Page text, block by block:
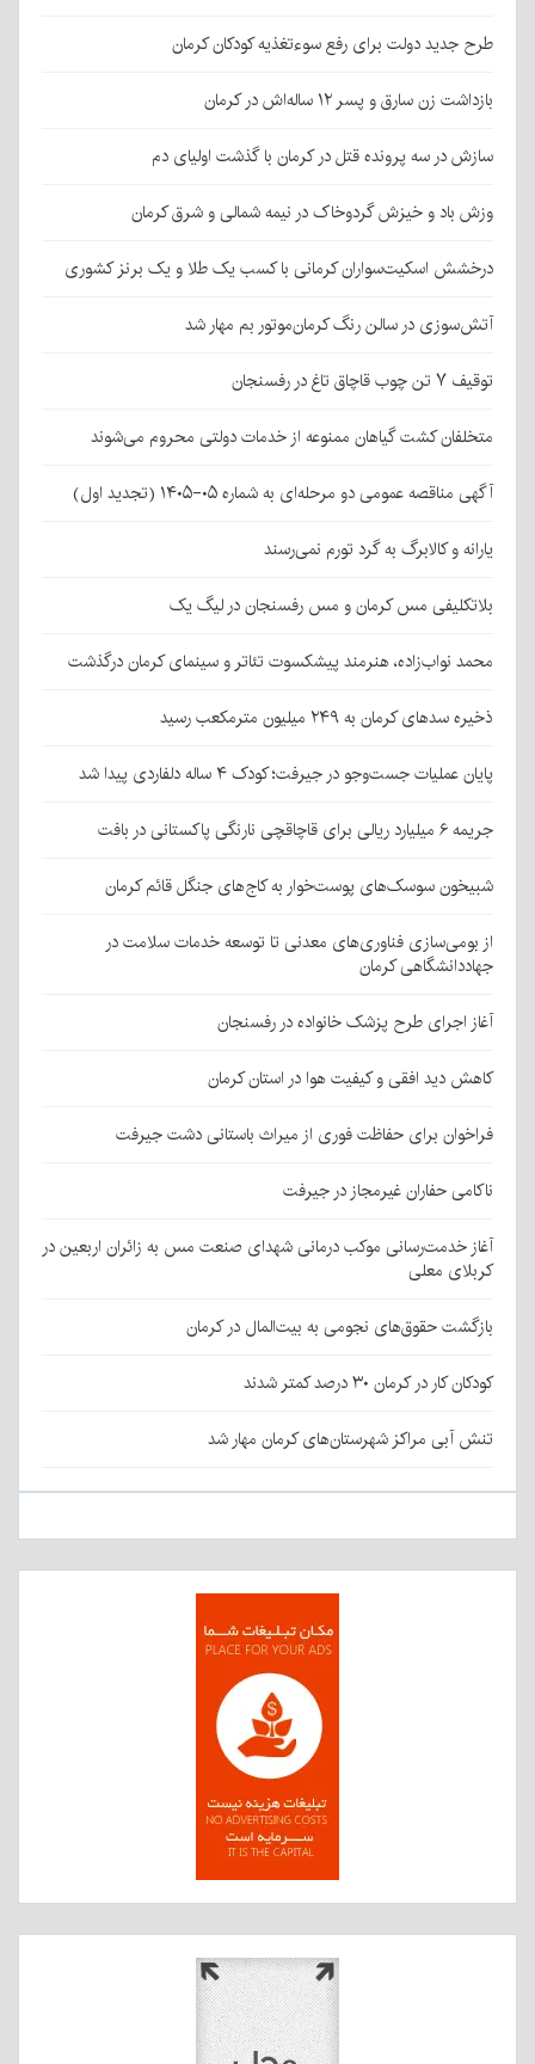
طرح جدید دولت برای رفع سوءتغذیه کودکان کرمان
بازداشت زن سارق و پسر ۱۲ ساله‌اش در کرمان
سازش در سه پرونده قتل در کرمان با گذشت اولیای دم
وزش باد و خیزش گردوخاک در نیمه شمالی و شرق کرمان
درخشش اسکیت‌سواران کرمانی با کسب یک طلا و یک برنز کشوری
آتش‌سوزی در سالن رنگ کرمان‌موتور بم مهار شد
توقیف ۷ تن چوب قاچاق تاغ در رفسنجان
متخلفان کشت گیاهان ممنوعه از خدمات دولتی محروم می‌شوند
آگهی مناقصه عمومی دو مرحله‌ای به شماره ۰۵-۱۴۰۵ (تجدید اول)
یارانه و کالابرگ به گرد تورم نمی‌رسند
بلاتکلیفی مس کرمان و مس رفسنجان در لیگ یک
محمد نواب‌زاده، هنرمند پیشکسوت تئاتر و سینمای کرمان درگذشت
ذخیره سدهای کرمان به ۲۴۹ میلیون مترمکعب رسید
پایان عملیات جست‌وجو در جیرفت؛ کودک ۴ ساله دلفاردی پیدا شد
جریمه ۶ میلیارد ریالی برای قاچاقچی نارنگی پاکستانی در بافت
شبیخون سوسک‌های پوست‌خوار به کاج‌های جنگل قائم کرمان
از بومی‌سازی فناوری‌های معدنی تا توسعه خدمات سلامت در
جهاددانشگاهی کرمان
آغاز اجرای طرح پزشک خانواده در رفسنجان
کاهش دید افقی و کیفیت هوا در استان کرمان
فراخوان برای حفاظت فوری از میراث باستانی دشت جیرفت
ناکامی حفاران غیرمجاز در جیرفت
آغاز خدمت‌رسانی موکب درمانی شهدای صنعت مس به زائران اربعین در
کربلای معلی
بازگشت حقوق‌های نجومی به بیت‌المال در کرمان
کودکان کار در کرمان ۳۰ درصد کمتر شدند
تنش آبی مراکز شهرستان‌های کرمان مهار شد